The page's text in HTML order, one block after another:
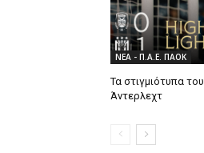
ΝΕΑ - Π.Α.Ε. ΠΑΟΚ
Τα στιγμιότυπα
Άντερλεχτ